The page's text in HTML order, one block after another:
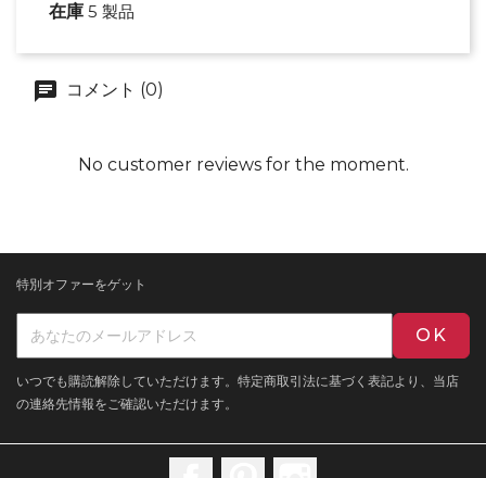
在庫 5 製品
コメント (0)
No customer reviews for the moment.
特別オファーをゲット
いつでも購読解除していただけます。特定商取引法に基づく表記より、当店
の連絡先情報をご確認いただけます。